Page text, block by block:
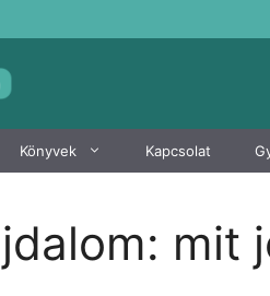
Könyvek Kapcsolat
mit